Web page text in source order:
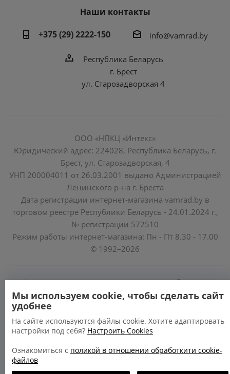
Наши контакты
+375 (29) 2222-150
info@vamrad.by
Республика Беларусь
г. Брест
ул. Старозадворская 4
ООО «НПКЦ «Интекс»
Юридический адрес: 224028, Республика Беларусь, г.
Брест, ул. Старозадворская, 4
УНП 200004011 от 26.03.2001 выдано Администрацией
Ленинского р-на г. Бреста
Дата регистрации интернет-магазина vamrad.by в
торговом реестре Республики Беларусь - 24.01.2024 г.,
№ регистрации 572510
Режим работы интернет-магазина: Пн - Пт 8.30 - 17.00
© 1992–2026
Уполномоченные по защите прав потребителей
облисполкомов, Минского горисполкома:
https://www.mart.gov.by/activity/zashchita-prav-
potrebiteley/
БРЕСТСКАЯ ОБЛАСТЬ тел. (80162) 26 97 69;
Мы используем cookie, чтобы сделать сайт
удобнее
На сайте используются файлы cookie. Хотите адаптировать
настройки под себя? Настроить Cookies
Ознакомиться с поликой в отношении обработкити cookie-
файлов